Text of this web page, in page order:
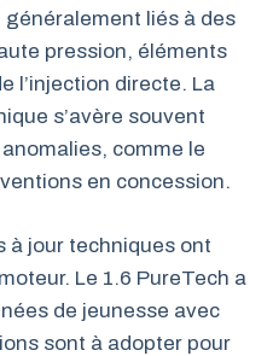
liés à des
pression, éléments
l’injection directe. La
s’avère souvent
comme le
en concession.
à jour techniques ont
Le 1.6 PureTech a
de jeunesse avec
sont à adopter pour